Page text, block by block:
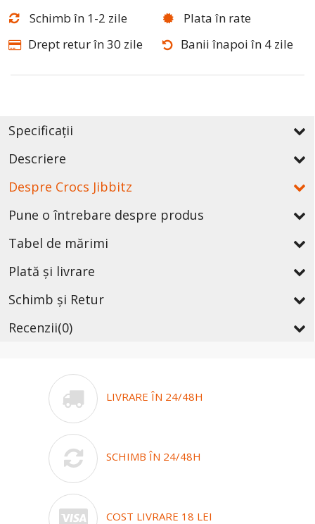
Schimb în 1-2 zile
Plata în rate
Drept retur în 30 zile
Banii înapoi în 4 zile
Specificații
Descriere
Despre Crocs Jibbitz
Pune o întrebare despre produs
Tabel de mărimi
Plată și livrare
Schimb și Retur
Recenzii(0)
LIVRARE ÎN 24/48H
SCHIMB ÎN 24/48H
COST LIVRARE 18 LEI